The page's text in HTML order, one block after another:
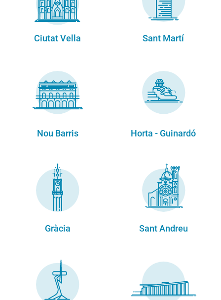
Ciutat Vella Sant Martí
Nou Barris Horta - Guinardó
Gràcia Sant Andreu